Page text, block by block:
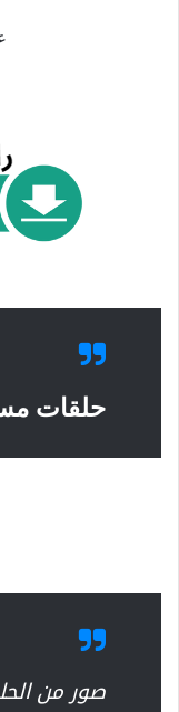
حلقات
صور من